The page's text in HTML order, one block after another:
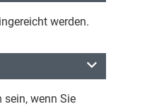
werden.
wenn Sie